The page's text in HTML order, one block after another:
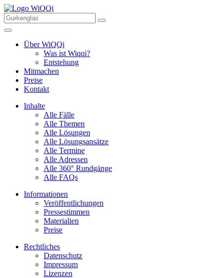
Über WiQQi
Was ist Wiqqi?
Entstehung
Mitmachen
Preise
Kontakt
Inhalte
Alle Fälle
Alle Themen
Alle Lösungen
Alle Lösungsansätze
Alle Termine
Alle Adressen
Alle 360° Rundgänge
Alle FAQs
Informationen
Veröffentlichungen
Pressestimmen
Materialien
Preise
Rechtliches
Datenschutz
Impressum
Lizenzen